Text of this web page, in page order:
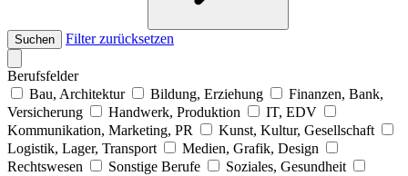
Suchen Filter zurücksetzen
Berufsfelder
Bau, Architektur
Bildung, Erziehung
Finanzen, Bank,
Versicherung
Handwerk, Produktion
IT, EDV
Kommunikation, Marketing, PR
Kunst, Kultur, Gesellschaft
Logistik, Lager, Transport
Medien, Grafik, Design
Rechtswesen
Sonstige Berufe
Soziales, Gesundheit